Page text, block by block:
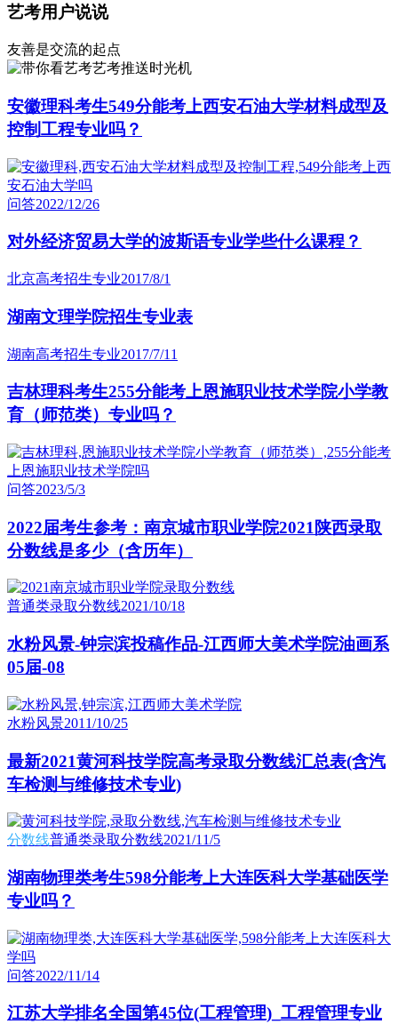
艺考用户说说
友善是交流的起点
艺考推送时光机
安徽理科考生549分能考上西安石油大学材料成型及
控制工程专业吗？
问答2022/12/26
对外经济贸易大学的波斯语专业学些什么课程？
北京高考招生专业2017/8/1
湖南文理学院招生专业表
湖南高考招生专业2017/7/11
吉林理科考生255分能考上恩施职业技术学院小学教
育（师范类）专业吗？
问答2023/5/3
2022届考生参考：南京城市职业学院2021陕西录取
分数线是多少（含历年）
普通类录取分数线2021/10/18
水粉风景-钟宗滨投稿作品-江西师大美术学院油画系
05届-08
水粉风景2011/10/25
最新2021黄河科技学院高考录取分数线汇总表(含汽
车检测与维修技术专业)
分数线普通类录取分数线2021/11/5
湖南物理类考生598分能考上大连医科大学基础医学
专业吗？
问答2022/11/14
江苏大学排名全国第45位(工程管理)_工程管理专业